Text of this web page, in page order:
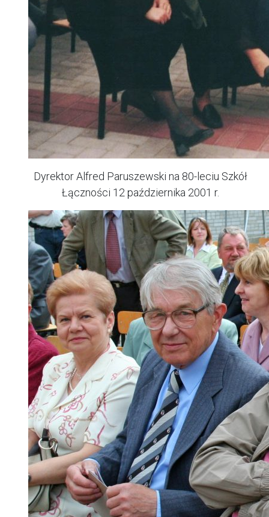
Dyrektor Alfred Paruszewski na 80-leciu Szkół
Łączności 12 października 2001 r.